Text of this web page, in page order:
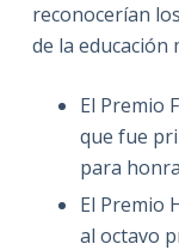
reconocerían
de la educación
El Premio
que fue
para
El Premio
al octavo